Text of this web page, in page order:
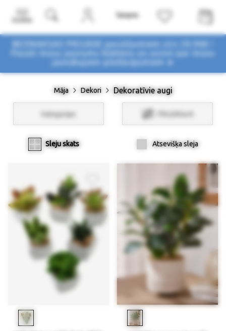
BEZMAKSAS PIEGĀDE pasūtījumiem virs 29,90€ !
Pasūti mūsu jaunumu biļetenu un uzzini par mūsu
Māja Dekori Dekoratīvie augi
Kategorijas Filtri/Atlasīt
Sleju skats Atsevišķa sleja